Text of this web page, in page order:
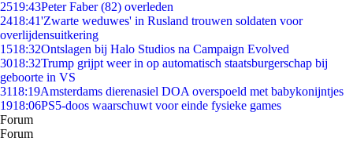
2519:43Peter Faber (82) overleden
2418:41'Zwarte weduwes' in Rusland trouwen soldaten voor
overlijdensuitkering
1518:32Ontslagen bij Halo Studios na Campaign Evolved
3018:32Trump grijpt weer in op automatisch staatsburgerschap bij
geboorte in VS
3118:19Amsterdams dierenasiel DOA overspoeld met babykonijntjes
1918:06PS5-doos waarschuwt voor einde fysieke games
Forum
Forum